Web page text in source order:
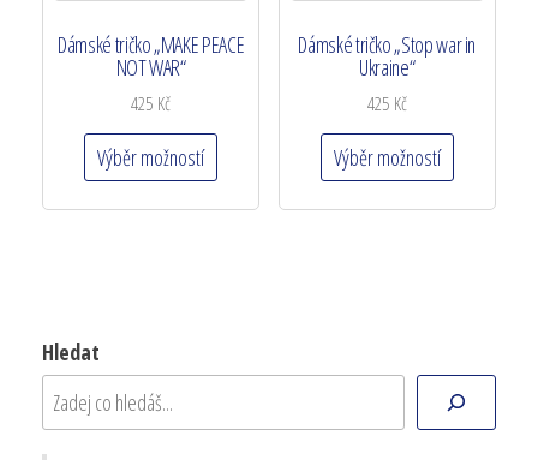
Dámské tričko „MAKE PEACE
NOT WAR“
425 Kč
Výběr možností
Dámské tričko „Stop war in
Ukraine“
425 Kč
Výběr možností
Hledat